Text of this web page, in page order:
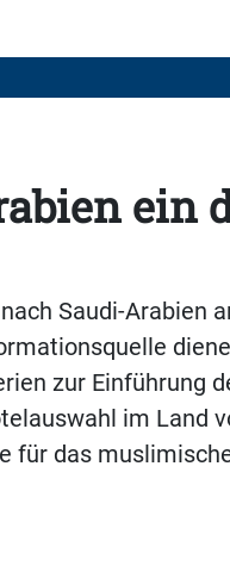
ein
Saudi-Arabien
zur Einführung
im Land
für das